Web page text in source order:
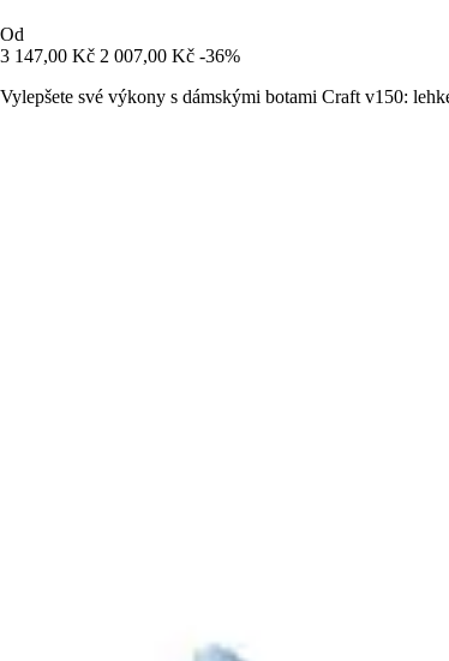
Od
3 147,00 Kč 2 007,00 Kč -36%
Vylepšete své výkony s dámskými botami Craft v150: